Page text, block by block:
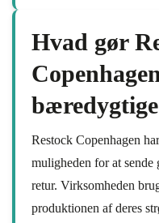
Hvad gør
Restock Copenhagen
muligheden for at sende
retur. Virksomheden
produktionen af deres